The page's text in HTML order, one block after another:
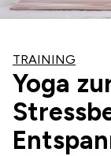
TRAINING
Yoga